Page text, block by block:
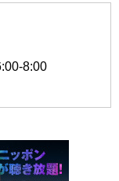
8:00